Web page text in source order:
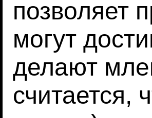
позволяет
могут
делают
считается,